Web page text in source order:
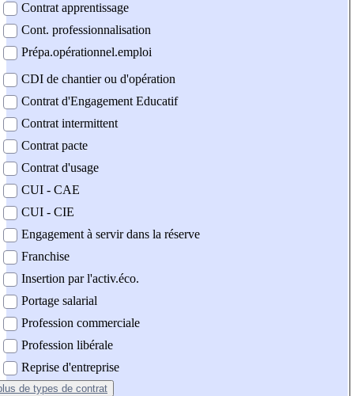
Contrat apprentissage
Cont. professionnalisation
Prépa.opérationnel.emploi
CDI de chantier ou d'opération
Contrat d'Engagement Educatif
Contrat intermittent
Contrat pacte
Contrat d'usage
CUI - CAE
CUI - CIE
Engagement à servir dans la réserve
Franchise
Insertion par l'activ.éco.
Portage salarial
Profession commerciale
Profession libérale
Reprise d'entreprise
de types de contrat